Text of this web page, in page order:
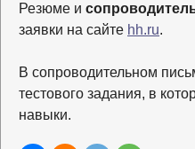
Резюме и
заявки на сайте hh.ru.
В сопроводительном
тестового задания, в
навыки.